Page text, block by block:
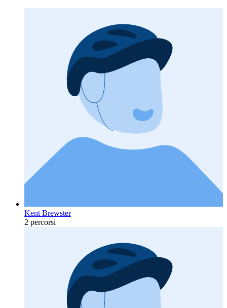
Kent Brewster
2 percorsi